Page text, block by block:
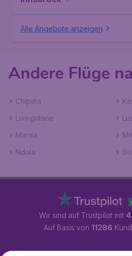
Alle Angebote anzeigen
Andere Flüge
Chipata
Livingstone
Mansa
Ndola
Wir sind auf Trustpilot mit
Auf Basis von 11286